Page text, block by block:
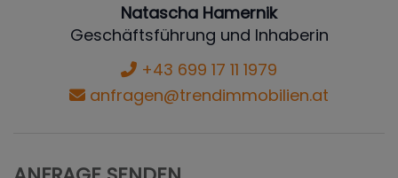
Natascha Hamernik
Geschäftsführung und Inhaberin
+43 699 17 11 1979
anfragen@trendimmobilien.at